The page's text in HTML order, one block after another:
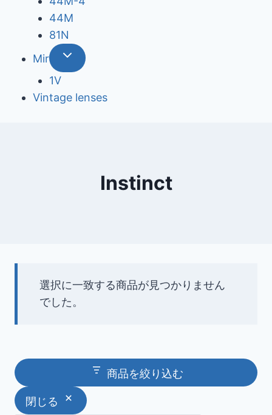
44М
81N
Mir
1V
Vintage lenses
Instinct
選択に一致する商品が見つかりません
でした。
商品を絞り込む
閉じる